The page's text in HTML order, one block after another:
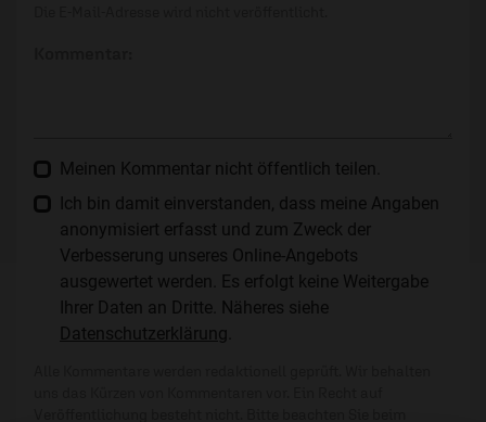
Meinen Kommentar nicht öffentlich teilen.
Ich bin damit einverstanden, dass meine Angaben
anonymisiert erfasst und zum Zweck der
Verbesserung unseres Online-Angebots
ausgewertet werden. Es erfolgt keine Weitergabe
Ihrer Daten an Dritte. Näheres siehe
Datenschutzerklärung